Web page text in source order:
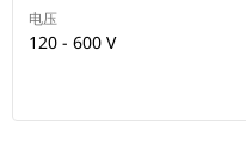
电压
120 - 600 V